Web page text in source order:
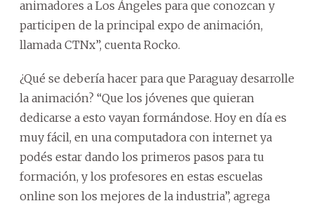
animadores a Los Ángeles para que conozcan y
participen de la principal expo de animación,
llamada CTNx”, cuenta Rocko.
¿Qué se debería hacer para que Paraguay desarrolle
la animación? “Que los jóvenes que quieran
dedicarse a esto vayan formándose. Hoy en día es
muy fácil, en una computadora con internet ya
podés estar dando los primeros pasos para tu
formación, y los profesores en estas escuelas
online son los mejores de la industria”, agrega